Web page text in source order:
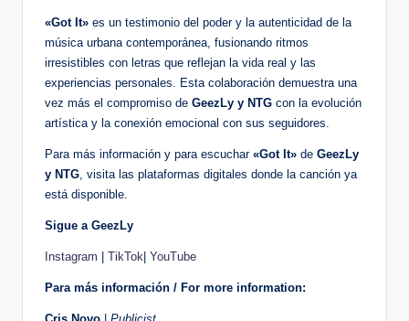
«Got It» es un testimonio del poder y la autenticidad de la
música urbana contemporánea, fusionando ritmos
irresistibles con letras que reflejan la vida real y las
experiencias personales. Esta colaboración demuestra una
vez más el compromiso de GeezLy y NTG con la evolución
artística y la conexión emocional con sus seguidores.
Para más información y para escuchar «Got It» de GeezLy
y NTG , visita las plataformas digitales donde la canción ya
está disponible.
Sigue a GeezLy
Instagram | TikTok| YouTube
Para más información / For more information: